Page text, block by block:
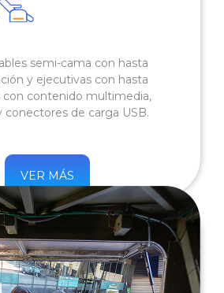
semi-cama con hasta
y ejecutivas con hasta
con contenido multimedia,
conectores de carga USB.
VER MÁS